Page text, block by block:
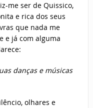
me ser de Quissico,
e rica dos seus
que nada me
e já com alguma
danças e músicas
olhares e